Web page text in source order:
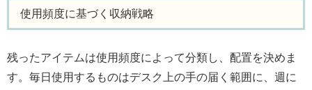
使用頻度に基づく収納戦略
残ったアイテムは使用頻度によって分類し、配置を決めま
す。毎日使用するものはデスク上の手の届く範囲に、週に